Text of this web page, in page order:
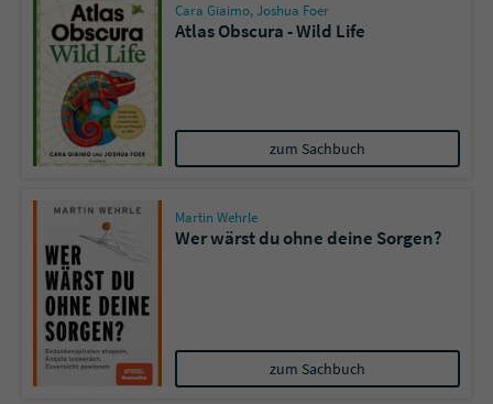
Cara Giaimo,Joshua Foer
Atlas Obscura - Wild Life
zum Sachbuch
Martin Wehrle
Wer wärst du ohne deine Sorgen?
zum Sachbuch